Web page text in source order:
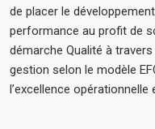
de placer le
performance au profit de
démarche Qualité à
gestion selon le modèle
l’excellence